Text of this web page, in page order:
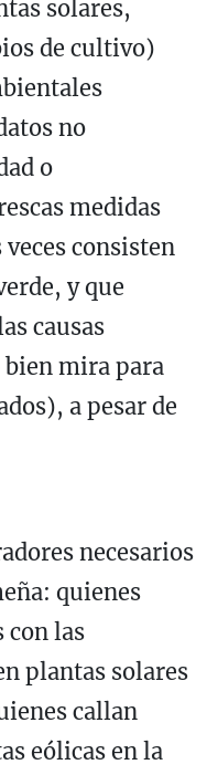
solares,
de cultivo)
no
o
medidas
consisten
y que
causas
bien mira para
a pesar de
necesarios
quienes
con las
plantas solares
callan
eólicas en la